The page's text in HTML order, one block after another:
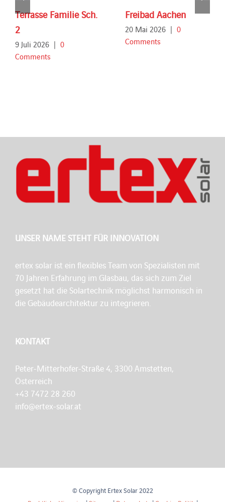
Terrasse Familie Sch.
2
9 Juli 2026 | 0
Comments
Freibad Aachen
20 Mai 2026 | 0
Comments
UNSER NAME STEHT FÜR INNOVATION
ertex solar ist ein flexibles Team von Spezialisten mit
70 Jahren Erfahrung im Glasbau, das sich zum Ziel
gesetzt hat die Solartechnik möglichst harmonisch in
die Gebäudearchitektur zu integrieren.
KONTAKT
Peter-Mitterhofer-Straße 4, 3300 Amstetten,
Österreich
+43 7472 28 260
info@ertex-solar.at
© Copyright Ertex Solar 2022